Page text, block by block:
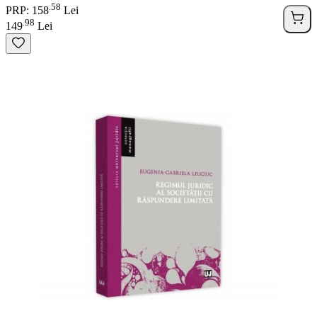
PRP: 158 58 Lei
149 98 Lei